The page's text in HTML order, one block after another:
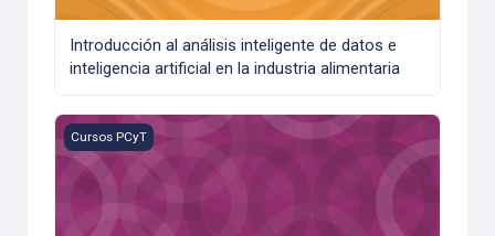
Introducción al análisis inteligente de datos e
inteligencia artificial en la industria alimentaria
Programa de capacitación proveedores La Anónima 2024
Cursos PCyT